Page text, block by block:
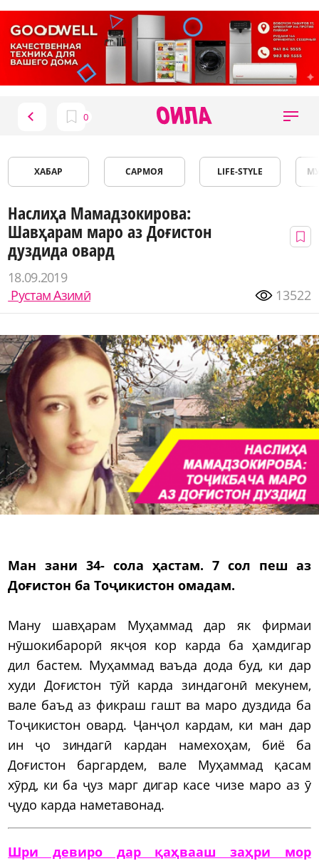
ХАБАР САРМОЯ LIFE-STYLE
Наслиҳа Мамадзокирова:
Шавҳарам маро аз Доғистон
дуздида овард
18.09.2019
Рустам Азимӣ
13522
Ман зани 34- сола ҳастам. 7 сол пеш аз
Доғистон ба Тоҷикистон омадам.
Ману шавҳарам Муҳаммад дар як фирмаи
нӯшокибарорӣ якҷоя кор карда ба ҳамдигар
дил бастем. Муҳаммад ваъда дода буд, ки дар
худи Доғистон тӯй карда зиндагонӣ мекунем,
вале баъд аз фикраш гашт ва маро дуздида ба
Тоҷикистон овард. Ҷанҷол кардам, ки ман дар
ин ҷо зиндагӣ кардан намехоҳам, биё ба
Доғистон баргардем, вале Муҳаммад қасам
хӯрд, ки ба ҷуз марг дигар касе чизе маро аз ӯ
ҷудо карда наметавонад.
Шри девиро дар қаҳвааш заҳри мор